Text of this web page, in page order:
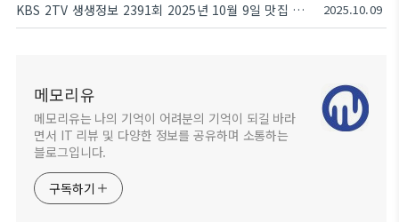
KBS 2TV 생생정보 2391회 2025년 10월 9일 맛집 식당 업체 촬영장소 촬영지 정보, 생생 현장, 장사의 신, 불안하니까 청춘이다, 미스터 Lee의 사진 한 컷, 대한민국, 음식 X-파일 2025.10.09
메모리유
메모리유는 나의 기억이 어려분의 기억이 되길 바라
면서 IT 리뷰 및 다양한 정보를 공유하며 소통하는
블로그입니다.
구독하기